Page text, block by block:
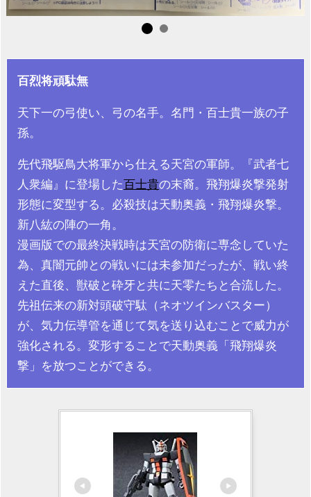
百烈将頑駄無
天下一の弓使い、弓の名手。名門・百士貴一族の子
孫。
先代飛駆鳥大将軍から仕える天宮の軍師。『武者七
人衆編』に登場した百士貴の末裔。飛翔爆炎撃発射
形態に変型する。必殺技は天動奥義・飛翔爆炎撃。
新八紘の陣の一角。
漫画版での最終決戦時は天宮の防衛に専念していた
為、真闇元帥との戦いには未参加だったが、戦い終
えた直後、獣破と砕牙と共に天零たちと合流した。
先祖伝来の新対頭破守駄（ネオツインバスター）
が、気力伝導管を通じて気を送り込むことで威力が
強化される。変形することで天動奥義「飛翔爆炎
撃」を放つことができる。